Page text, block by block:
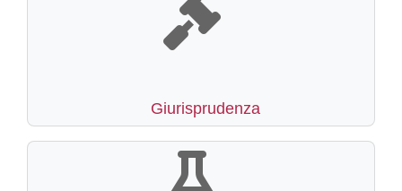
Giurisprudenza